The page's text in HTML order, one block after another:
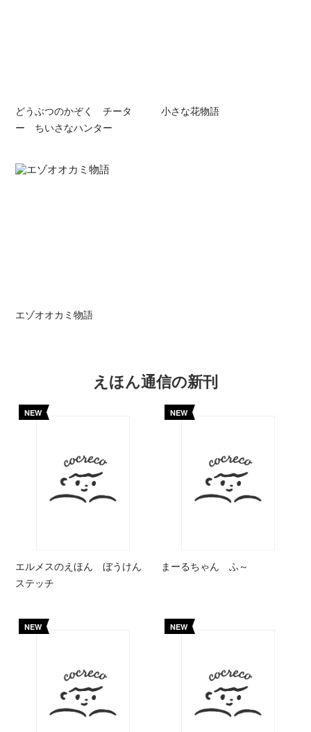
どうぶつのかぞく チータ
ー ちいさなハンター
小さな花物語
エゾオオカミ物語
えほん通信の新刊
NEW
エルメスのえほん ぼうけん
ステッチ
NEW
まーるちゃん ふ～
NEW NEW